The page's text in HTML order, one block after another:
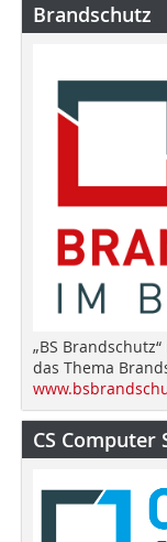
Brandschutz
„BS
das Thema
CS Computer